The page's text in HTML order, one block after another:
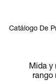
Catálogo De
Mida y
rango